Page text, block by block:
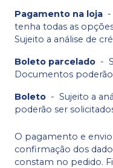
Pagamento na loja -
tenha todas as
Sujeito a análise de
Boleto parcelado -
Documentos poderão
Boleto - Sujeito a
poderão ser
O pagamento e envio
confirmação dos
constam no pedido.